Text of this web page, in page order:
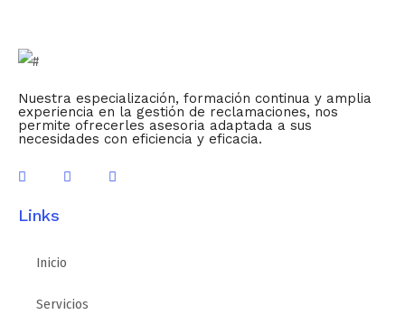
Nuestra especialización, formación continua y amplia
experiencia en la gestión de reclamaciones, nos
permite ofrecerles asesoria adaptada a sus
necesidades con eficiencia y eficacia.
Links
Inicio
Servicios